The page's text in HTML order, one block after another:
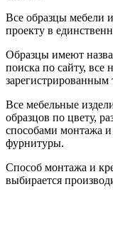
Все образцы мебели
проекту в
Образцы имеют
поиска по сайту, все
Все мебельные
образцов по цвету,
способами монтажа
фурнитуры.
Способ монтажа и
выбирается